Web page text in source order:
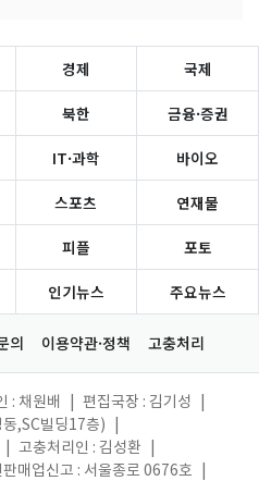
경제 국제
북한 금융·증권
IT·과학 바이오
스포츠 연재물
피플 포토
인기뉴스 주요뉴스
의 이용약관·정책 고충처리
: 채원배 편집국장 : 김기성
,SC빌딩17층)
고충처리인 : 김성환
매업신고 : 서울종로 0676호